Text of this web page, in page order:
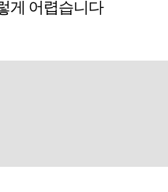
게 어렵습니다